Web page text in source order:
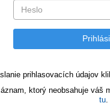
prihlasovacích údajov
ktorý neobsahuje váš
tu.